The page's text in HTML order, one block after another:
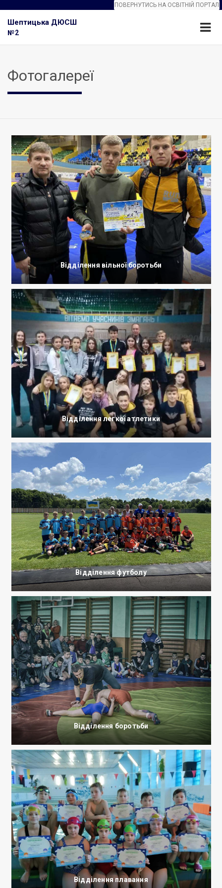
ПОВЕРНУТИСЬ НА ОСВІТНІЙ ПОРТАЛ
Шептицькa ДЮСШ
№2
Фотогалереї
Відділення вільної боротьби
Відділення легкої атлетики
Відділення футболу
Відділення боротьби
Відділення плавання